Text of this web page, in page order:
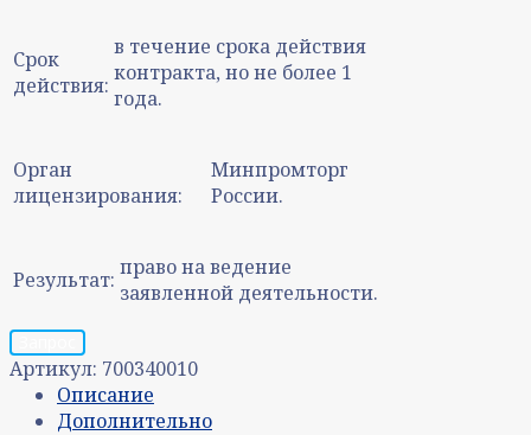
Срок
действия:
в течение срока действия
контракта, но не более 1
года.
Орган
лицензирования:
Минпромторг
России.
Результат: право на ведение
заявленной деятельности.
Артикул: 700340010
Описание
Дополнительно